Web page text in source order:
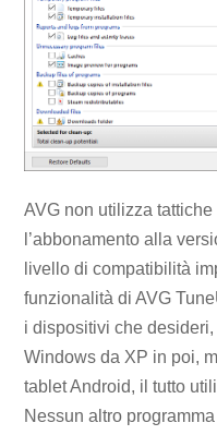
AVG non utilizza
l’abbonamento alla
livello di compatibilità
funzionalità di AVG
i dispositivi che
Windows da XP in poi,
tablet Android, il tutto
Nessun altro